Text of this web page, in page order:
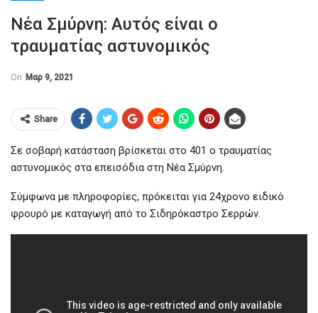
Νέα Σμύρνη: Αυτός είναι ο
τραυματίας αστυνομικός
On Μαρ 9, 2021
Share
Σε σοβαρή κατάσταση βρίσκεται στο 401 ο τραυματίας
αστυνομικός στα επεισόδια στη Νέα Σμύρνη.
Σύμφωνα με πληροφορίες, πρόκειται για 24χρονο ειδικό
φρουρό με καταγωγή από το Σιδηρόκαστρο Σερρών.